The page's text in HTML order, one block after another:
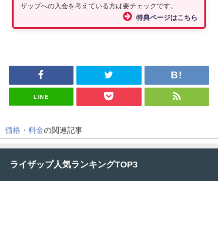
ザップへの入会を考えている方は要チェックです。
特典ページはこちら
LINE
価格・料金の関連記事
ライザップ人気ランキングTOP3